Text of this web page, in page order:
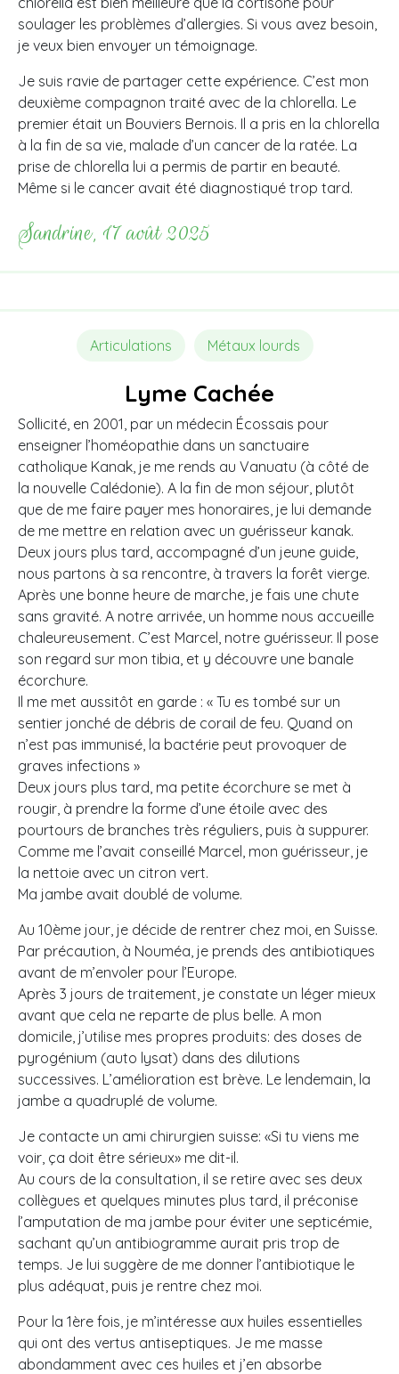
soulager les problèmes d’allergies. Si vous avez besoin,
je veux bien envoyer un témoignage.
Je suis ravie de partager cette expérience. C’est mon
deuxième compagnon traité avec de la chlorella. Le
premier était un Bouviers Bernois. Il a pris en la chlorella
à la fin de sa vie, malade d’un cancer de la ratée. La
prise de chlorella lui a permis de partir en beauté.
Même si le cancer avait été diagnostiqué trop tard.
Sandrine, 17 août 2025
Articulations Métaux lourds
Lyme Cachée
Sollicité, en 2001, par un médecin Écossais pour
enseigner l’homéopathie dans un sanctuaire
catholique Kanak, je me rends au Vanuatu (à côté de
la nouvelle Calédonie). A la fin de mon séjour, plutôt
que de me faire payer mes honoraires, je lui demande
de me mettre en relation avec un guérisseur kanak.
Deux jours plus tard, accompagné d’un jeune guide,
nous partons à sa rencontre, à travers la forêt vierge.
Après une bonne heure de marche, je fais une chute
sans gravité. A notre arrivée, un homme nous accueille
chaleureusement. C’est Marcel, notre guérisseur. Il pose
son regard sur mon tibia, et y découvre une banale
écorchure.
Il me met aussitôt en garde : « Tu es tombé sur un
sentier jonché de débris de corail de feu. Quand on
n’est pas immunisé, la bactérie peut provoquer de
graves infections »
Deux jours plus tard, ma petite écorchure se met à
rougir, à prendre la forme d’une étoile avec des
pourtours de branches très réguliers, puis à suppurer.
Comme me l’avait conseillé Marcel, mon guérisseur, je
la nettoie avec un citron vert.
Ma jambe avait doublé de volume.
Au 10ème jour, je décide de rentrer chez moi, en Suisse.
Par précaution, à Nouméa, je prends des antibiotiques
avant de m’envoler pour l’Europe.
Après 3 jours de traitement, je constate un léger mieux
avant que cela ne reparte de plus belle. A mon
domicile, j’utilise mes propres produits: des doses de
pyrogénium (auto lysat) dans des dilutions
successives. L’amélioration est brève. Le lendemain, la
jambe a quadruplé de volume.
Je contacte un ami chirurgien suisse: «Si tu viens me
voir, ça doit être sérieux» me dit-il.
Au cours de la consultation, il se retire avec ses deux
collègues et quelques minutes plus tard, il préconise
l’amputation de ma jambe pour éviter une septicémie,
sachant qu’un antibiogramme aurait pris trop de
temps. Je lui suggère de me donner l’antibiotique le
plus adéquat, puis je rentre chez moi.
Pour la 1ère fois, je m’intéresse aux huiles essentielles
qui ont des vertus antiseptiques. Je me masse
abondamment avec ces huiles et j’en absorbe